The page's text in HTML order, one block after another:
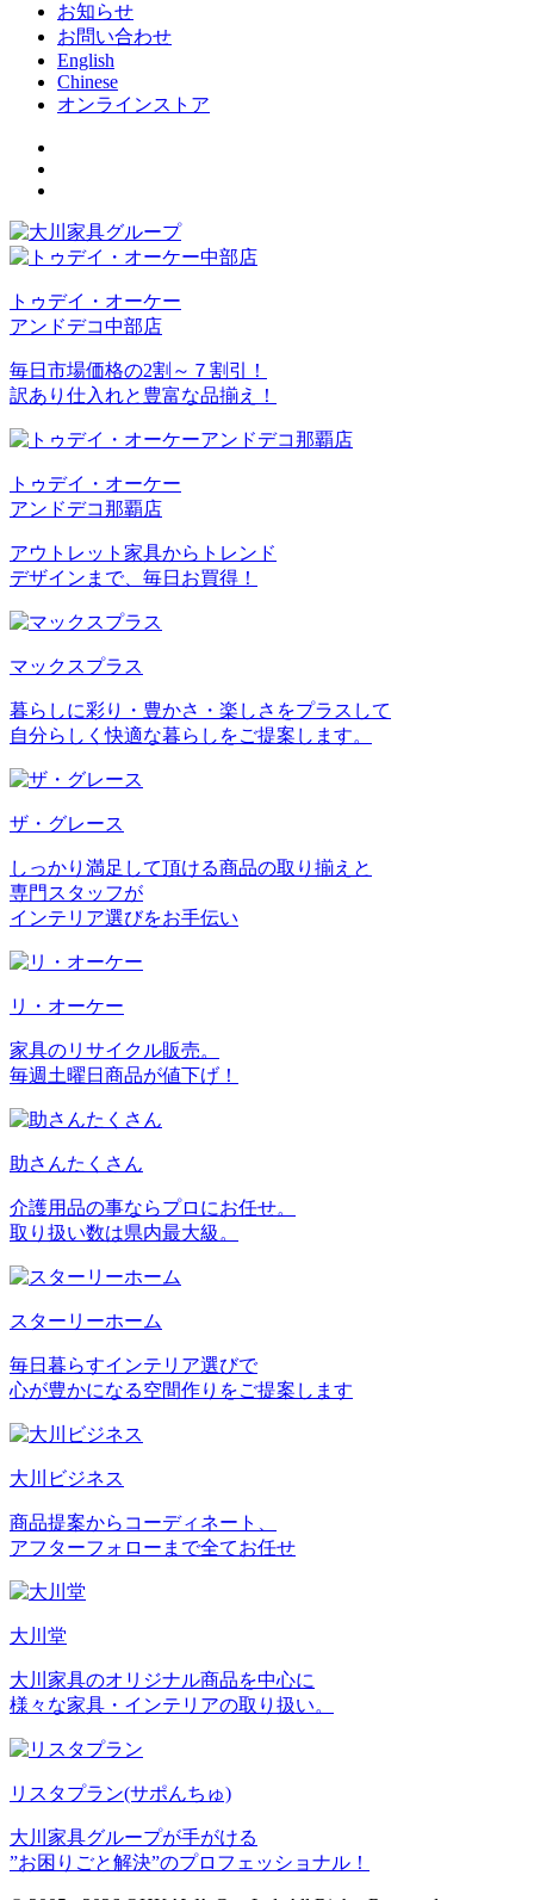
お知らせ
お問い合わせ
English
Chinese
オンラインストア
トゥデイ・オーケー
アンドデコ中部店
毎日市場価格の2割～７割引！
訳あり仕入れと豊富な品揃え！
トゥデイ・オーケー
アンドデコ那覇店
アウトレット家具からトレンド
デザインまで、毎日お買得！
マックスプラス
暮らしに彩り・豊かさ・楽しさをプラスして
自分らしく快適な暮らしをご提案します。
ザ・グレース
しっかり満足して頂ける商品の取り揃えと
専門スタッフが
インテリア選びをお手伝い
リ・オーケー
家具のリサイクル販売。
毎週土曜日商品が値下げ！
助さんたくさん
介護用品の事ならプロにお任せ。
取り扱い数は県内最大級。
スターリーホーム
毎日暮らすインテリア選びで
心が豊かになる空間作りをご提案します
大川ビジネス
商品提案からコーディネート、
アフターフォローまで全てお任せ
大川堂
大川家具のオリジナル商品を中心に
様々な家具・インテリアの取り扱い。
リスタプラン(サポんちゅ)
大川家具グループが手がける
”お困りごと解決”のプロフェッショナル！